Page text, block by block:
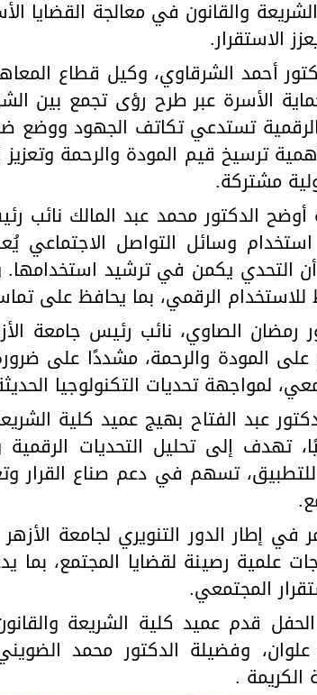
والقانون في معالجة القضايا
الاستقرار.
أحمد الشرقاوي، وكيل قطاع
الأسرة عبر طرح رؤى تجمع بين
الرقمية تستدعي تكاتف الجهود ووضع
ترسيخ قيم المودة والرحمة وتعزيز
مشتركة.
الدكتور محمد عبد المالك نائب
وسائل التواصل الاجتماعي
التحدي يكمن في ترشيد استخدامها.
الرقمي، بما يحافظ على
رمضان الصاوي، نائب رئيس جامعة
المودة والرحمة، مشددًا على
لمواجهة تحديات التكنولوجيا
عبد الفتاح بهيج عميد كلية
تهدف إلى تحليل التحديات
للتطبيق، تسهم في دعم صناع القرار
في إطار الدور التنويري لجامعة
علمية رصينة لقضايا المجتمع، بما
المجتمعي.
قدم عميد كلية الشريعة والقانون
علوان، وفضيلة الدكتور محمد
الكريمة .